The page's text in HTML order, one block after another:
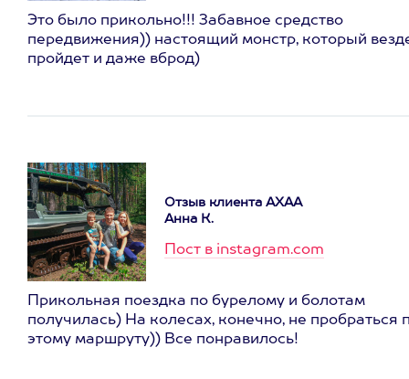
Это было прикольно!!! Забавное средство
передвижения)) настоящий монстр, который
пройдет и даже вброд)
Отзыв клиента АХАА
Анна К.
Пост в instagram.com
Прикольная поездка по бурелому и болотам
получилась) На колесах, конечно, не пробраться
этому маршруту)) Все понравилось!